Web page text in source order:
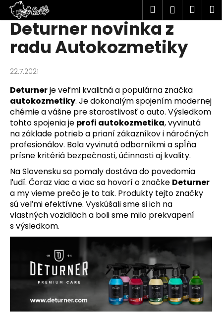
Prejsť
obsah
Hľadať
Deturner novinka z
radu Autokozmetiky
22.7.2021
Deturnerje veľmi kvalitná a populárna značka
autokozmetiky. Je dokonalým spojením modernej
chémie a vášne pre starostlivosť o auto. Výsledkom
tohto spojenia je profi autokozmetika, vyvinutá
na základe potrieb a prianí zákazníkov i náročných
profesionálov. Bola vyvinutá odborníkmi a spĺňa
prísne kritériá bezpečnosti, účinnosti aj kvality.
Na Slovensku sa pomaly dostáva do povedomia
ľudí. Čoraz viac a viac sa hovorí o značke Deturner
a my vieme prečo je to tak. Produkty tejto značky
sú veľmi efektívne. Vyskúšali sme si ich na
vlastných vozidlách a boli sme milo prekvapení
s výsledkom.
o Späť
Späť
Č
o
o
t
r
e
b
u
j
e
t
e
n
á